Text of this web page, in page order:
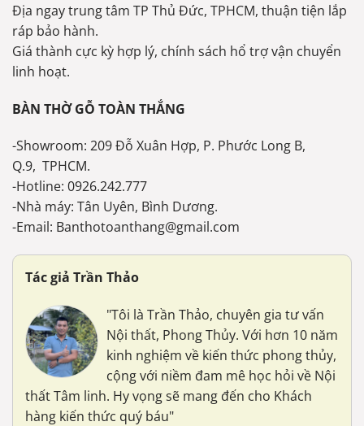
Địa ngay trung tâm TP Thủ Đức, TPHCM, thuận tiện lắp
ráp bảo hành.
Giá thành cực kỳ hợp lý, chính sách hổ trợ vận chuyển
linh hoạt.
BÀN THỜ GỖ TOÀN THẮNG
-Showroom: 209 Đỗ Xuân Hợp, P. Phước Long B,
Q.9, TPHCM.
-Hotline: 0926.242.777
-Nhà máy: Tân Uyên, Bình Dương.
-Email: Banthotoanthang@gmail.com
Tác giả Trần Thảo
"Tôi là Trần Thảo, chuyên gia tư vấn
Nội thất, Phong Thủy. Với hơn 10 năm
kinh nghiệm về kiến thức phong thủy,
cộng với niềm đam mê học hỏi về Nội
thất Tâm linh. Hy vọng sẽ mang đến cho Khách
hàng kiến thức quý báu"